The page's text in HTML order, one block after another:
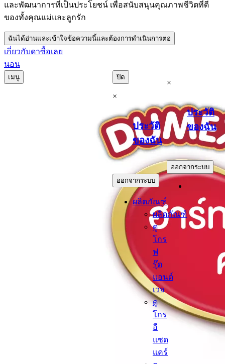
และพัฒนาการที่เป็นประโยชน์ เพื่อสนับสนุนคุณภาพชีวิตที่ดี
ของทั้งคุณแม่และลูกรัก
ฉันได้อ่านและเข้าใจข้อความนี้และต้องการดำเนินการต่อ
เกี่ยวกับดา
นอน
ซื้อเลย
เมนู ปิด
×
ประวัติ
ของฉัน
.
ออกจากระบบ
ผลิตภัณฑ์
ผลิตภัณฑ์
ดู
โกร
ฟ
รุ๊ต
แอนด์
เวจ
ดู
โกร
อี
แซด
แคร์
×
ประวัติ
ของฉัน
.
ออกจากระบบ